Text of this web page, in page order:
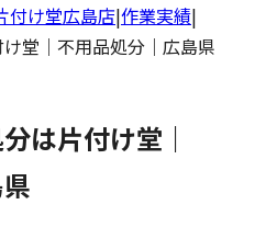
付け堂広島店|作業実績|
堂｜不用品処分｜広島県
は片付け堂｜